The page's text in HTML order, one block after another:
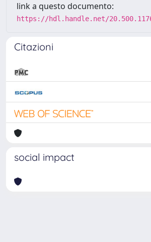
link a questo documento:
https://hdl.handle.net/
Citazioni
social impact